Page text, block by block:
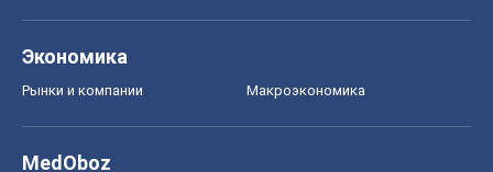
Экономика
Рынки и компании Mакроэкономика
MedOboz